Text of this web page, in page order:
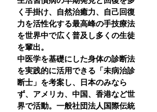
く手掛け、自然治癒力、自己回復
力を活性化する最高峰の手技療法
を世界中で広く普及し多くの生徒
を輩出。
中医学を基礎にした身体の診断法
を実践的に活用できる「未病治診
断士」を考案し、日本のみなら
ず、アメリカ、中国、香港など世
界で活動。一般社団法人国際伝統